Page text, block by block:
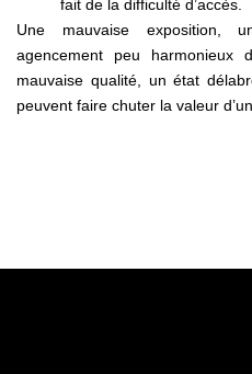
fait de la difficulté d’accès.
Une mauvaise exposition,
agencement peu harmonieux
mauvaise qualité, un état
peuvent faire chuter la valeur